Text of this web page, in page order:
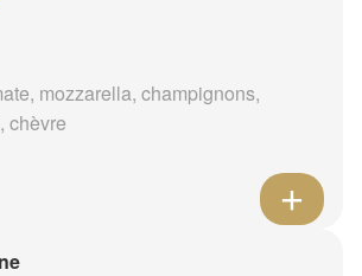
mozzarella, champignons,
chèvre